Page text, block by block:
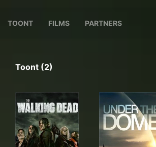
TOONT FILMS PARTNERS
Toont (2)